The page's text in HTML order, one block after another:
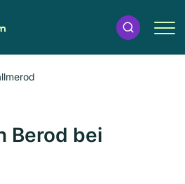
Berod bei